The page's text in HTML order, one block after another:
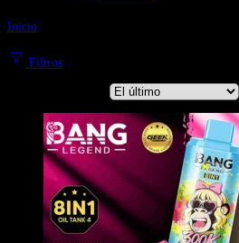
Inicio
Filtros